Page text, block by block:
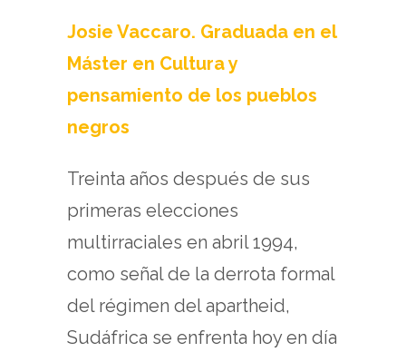
Josie Vaccaro. Graduada en el
Máster en Cultura y
pensamiento de los pueblos
negros
Treinta años después de sus
primeras elecciones
multirraciales en abril 1994,
como señal de la derrota formal
del régimen del apartheid,
Sudáfrica se enfrenta hoy en día